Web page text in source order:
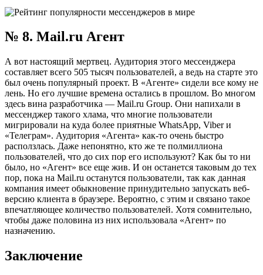
№ 8. Mail.ru Агент
А вот настоящий мертвец. Аудитория этого мессенджера
составляет всего 505 тысяч пользователей, а ведь на старте это
был очень популярный проект. В «Агенте» сидели все кому не
лень. Но его лучшие времена остались в прошлом. Во многом
здесь вина разработчика — Mail.ru Group. Они напихали в
мессенджер такого хлама, что многие пользователи
мигрировали на куда более приятные WhatsApp, Viber и
«Телеграм». Аудитория «Агента» как-то очень быстро
расползлась. Даже непонятно, кто же те полмиллиона
пользователей, что до сих пор его используют? Как бы то ни
было, но «Агент» все еще жив. И он останется таковым до тех
пор, пока на Mail.ru останутся пользователи, так как данная
компания имеет обыкновение принудительно запускать веб-
версию клиента в браузере. Вероятно, с этим и связано такое
впечатляющее количество пользователей. Хотя сомнительно,
чтобы даже половина из них использовала «Агент» по
назначению.
Заключение